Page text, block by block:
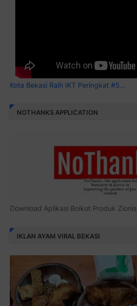
Kota Bekasi Raih IKT Peringkat #5...
NOTHANKS APPLICATION
Download Aplikasi Boikot Produk Zionis
IKLAN AYAM VIRAL BEKASI